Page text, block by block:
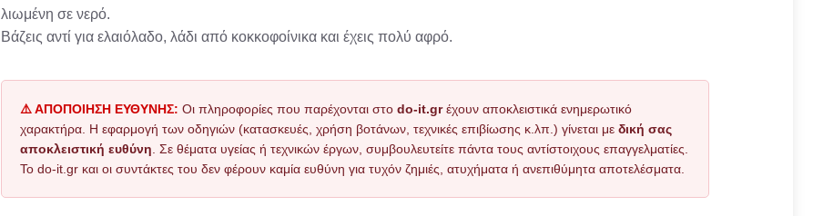
λιωμένη σε νερό.
Βάζεις αντί για ελαιόλαδο, λάδι από κοκκοφοίνικα και έχεις πολύ αφρό.
⚠️ ΑΠΟΠΟΙΗΣΗ ΕΥΘΥΝΗΣ: Οι πληροφορίες που παρέχονται στο do-it.grέχουν αποκλειστικά ενημερωτικό
χαρακτήρα. Η εφαρμογή των οδηγιών (κατασκευές, χρήση βοτάνων, τεχνικές επιβίωσης κ.λπ.) γίνεται με δική σας
αποκλειστική ευθύνη . Σε θέματα υγείας ή τεχνικών έργων, συμβουλευτείτε πάντα τους αντίστοιχους επαγγελματίες.
Το do-it.gr και οι συντάκτες του δεν φέρουν καμία ευθύνη για τυχόν ζημιές, ατυχήματα ή ανεπιθύμητα αποτελέσματα.